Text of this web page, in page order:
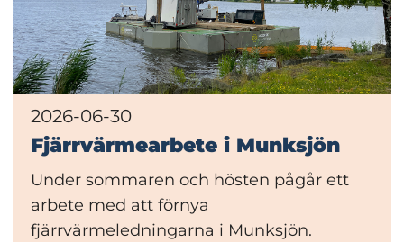
2026-06-30
Fjärrvärmearbete i Munksjön
Under sommaren och hösten pågår ett
arbete med att förnya
fjärrvärmeledningarna i Munksjön.